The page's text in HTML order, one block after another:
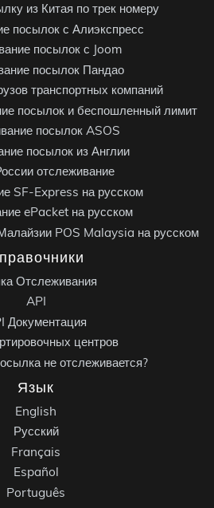
из Китая по трек номеру
посылок с Алиэкспресс
посылок с Joom
посылок Пандао
транспортных компаний
посылок и беспошленный лимит
посылок ASOS
посылок из Англии
отслеживание
SF-Express на русском
ePacket на русском
POS Malaysia на русском
Отслеживания
API
Документация
центров
не отслеживается?
Язык
English
Русский
Français
Español
Português